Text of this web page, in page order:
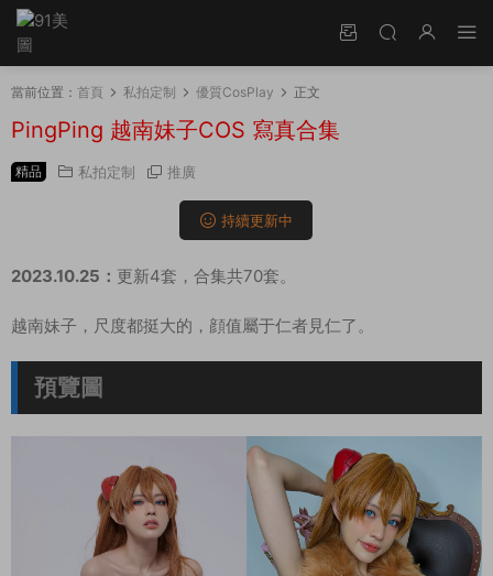
當前位置： 首頁 私拍定制 優質CosPlay 正文
PingPing 越南妹子COS 寫真合集
精品 私拍定制 推廣
持續更新中
2023.10.25： 更新4套，合集共70套。
越南妹子，尺度都挺大的，顔值屬于仁者見仁了。
預覽圖